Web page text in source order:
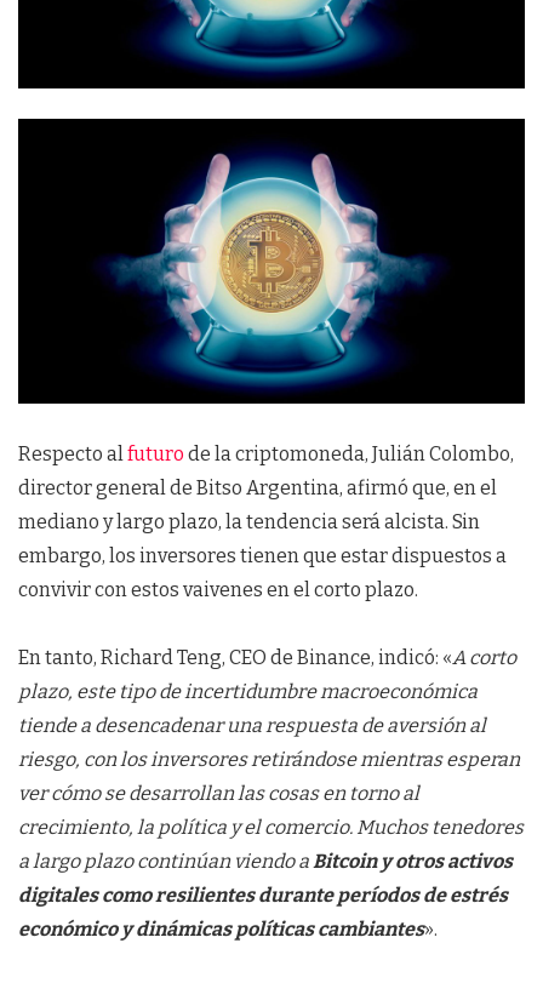
Respecto alfuturo de la criptomoneda, Julián Colombo,
director general de Bitso Argentina, afirmó que, en el
mediano y largo plazo, la tendencia será alcista. Sin
embargo, los inversores tienen que estar dispuestos a
convivir con estos vaivenes en el corto plazo.
En tanto, Richard Teng, CEO de Binance, indicó: «A corto
plazo, este tipo de incertidumbre macroeconómica
tiende a desencadenar una respuesta de aversión al
riesgo, con los inversores retirándose mientras esperan
ver cómo se desarrollan las cosas en torno al
crecimiento, la política y el comercio. Muchos tenedores
a largo plazo continúan viendo aBitcoin y otros activos
digitales como resilientes durante períodos de estrés
económico y dinámicas políticas cambiantes».